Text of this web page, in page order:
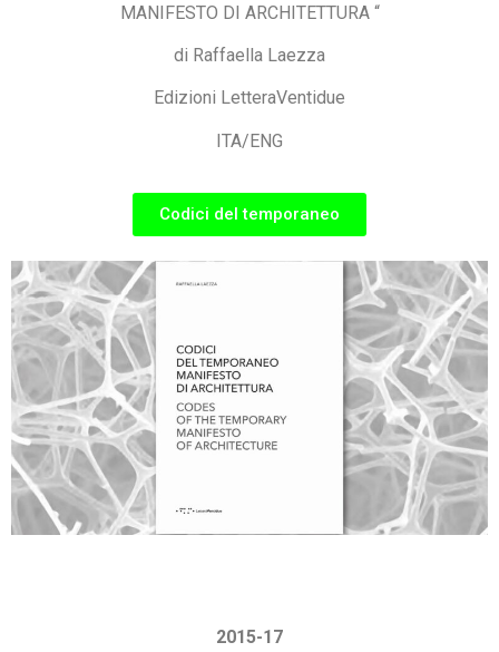
MANIFESTO DI ARCHITETTURA “
di Raffaella Laezza
Edizioni LetteraVentidue
ITA/ENG
Codici del temporaneo
2015-17